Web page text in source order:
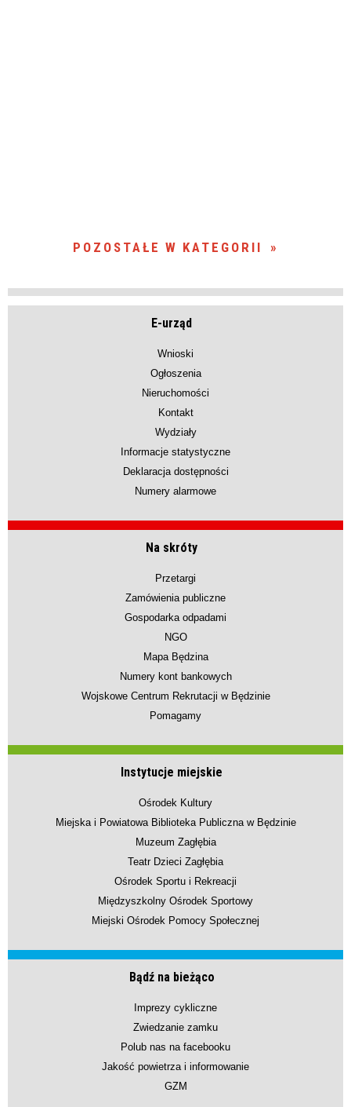
POZOSTAŁE W KATEGORII
E-urząd
Wnioski
Ogłoszenia
Nieruchomości
Kontakt
Wydziały
Informacje statystyczne
Deklaracja dostępności
Numery alarmowe
Na skróty
Przetargi
Zamówienia publiczne
Gospodarka odpadami
NGO
Mapa Będzina
Numery kont bankowych
Wojskowe Centrum Rekrutacji w Będzinie
Pomagamy
Instytucje miejskie
Ośrodek Kultury
Miejska i Powiatowa Biblioteka Publiczna w Będzinie
Muzeum Zagłębia
Teatr Dzieci Zagłębia
Ośrodek Sportu i Rekreacji
Międzyszkolny Ośrodek Sportowy
Miejski Ośrodek Pomocy Społecznej
Bądź na bieżąco
Imprezy cykliczne
Zwiedzanie zamku
Polub nas na facebooku
Jakość powietrza i informowanie
GZM